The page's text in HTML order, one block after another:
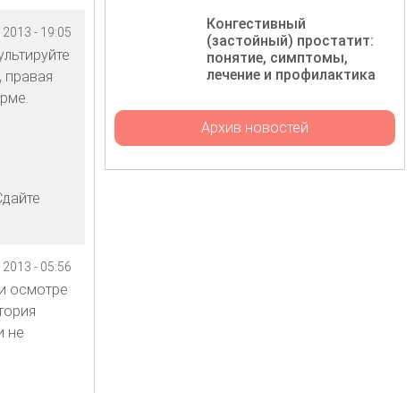
- 19:05
правая
- 05:56
осмотре
не
Конгестивный
(застойный) простатит:
понятие, симптомы,
лечение и профилактика
Архив новостей